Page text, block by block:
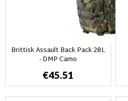
Brittisk Assault Back Pack 28L
- DMP Camo
€45.51